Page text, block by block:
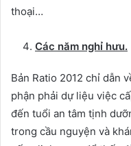
thoại…
Các năm nghỉ hưu.
Bản Ratio 2012 chỉ dẫn
phận phải dự liệu việc
đến tuổi an tâm tịnh
trong cầu nguyện và